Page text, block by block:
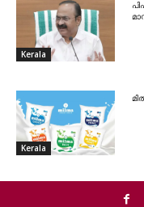
Kerala
Kerala